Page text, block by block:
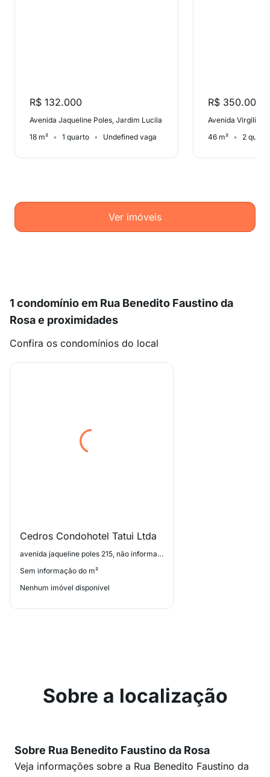
R$ 132.000
Avenida Jaqueline Poles, Jardim Lucila
18 m²
1 quarto Undefined vaga
R$ 350.000
46 m² 2
Ver imóveis
1 condomínio em Rua Benedito Faustino da
Rosa e proximidades
Confira os condomínios do local
Cedros Condohotel Tatui Ltda
avenida jaqueline poles 215, não informado
Sem informação do m²
Nenhum imóvel disponível
Sobre a localização
Sobre Rua Benedito Faustino da Rosa
Veja informações sobre a Rua Benedito Faustino da